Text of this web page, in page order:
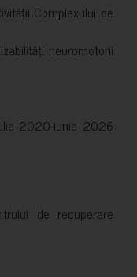
Complexului de
neuromotorii
2020-iunie 2026
de recuperare